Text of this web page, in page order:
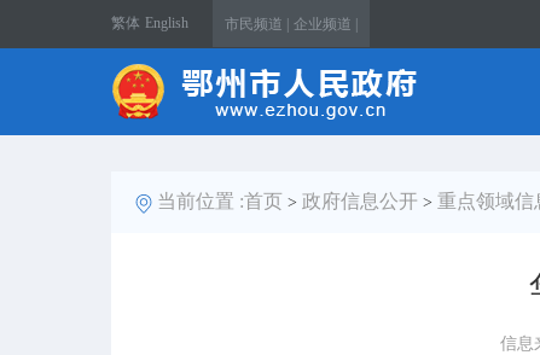
繁体 English 市民频道 | 企业频道 |
当前位置 :首页 > 政府信息公开 > 重点领域信
信息